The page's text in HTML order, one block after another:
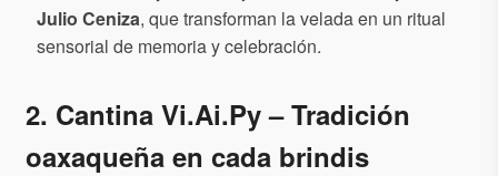
Julio Ceniza, que transforman la velada en un ritual
sensorial de memoria y celebración.
2. Cantina Vi.Ai.Py – Tradición
oaxaqueña en cada brindis